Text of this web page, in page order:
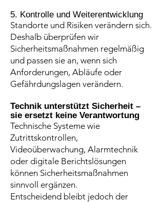
5. Kontrolle und Weiterentwicklung
Standorte und Risiken verändern sich.
Deshalb überprüfen wir
Sicherheitsmaßnahmen regelmäßig
und passen sie an, wenn sich
Anforderungen, Abläufe oder
Gefährdungslagen verändern.
Technik unterstützt Sicherheit –
sie ersetzt keine Verantwortung
Technische Systeme wie
Zutrittskontrollen,
Videoüberwachung, Alarmtechnik
oder digitale Berichtslösungen
können Sicherheitsmaßnahmen
sinnvoll ergänzen.
Entscheidend bleibt jedoch der